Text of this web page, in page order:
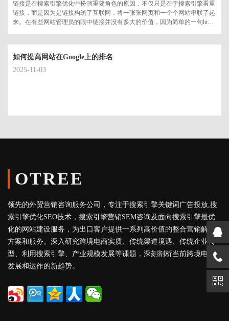
链接是在搜索引擎优化中扮演重要角色的原因，不仅只是在于搜索引擎看重
链接，而是因为是链接构筑了互联网，将一张张网页和一个个网站串联了起
来。在有些网站管理员的眼中链接并没有多大的价值，因为简单的一句html
排名的影响也各不同。
如何提高网站在Google上的排名
2025-11-03
OTREE
领先的外贸营销咨询服务公司，专注于搜索引擎关键词广告投放,搜
索引擎优化SEO技术，搜索引擎营销SEM咨询及面向搜索引擎最优
化的网站建设服务，为出口客户提供一系列高价值的整合营销解决
方案和服务。深入研究跨境电商实质、传统渠道境遇、传统企业转
型、利用搜索引擎、产业规模发展等课题，深刻剖析当前跨境电商
发展和运作的新趋势。